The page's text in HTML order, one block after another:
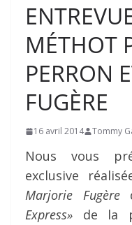
MÉTHOT
PERRON
FUGÈRE
16 avril 2014 Tommy
Nous vous
exclusive
Marjorie Fugère
Express» de la